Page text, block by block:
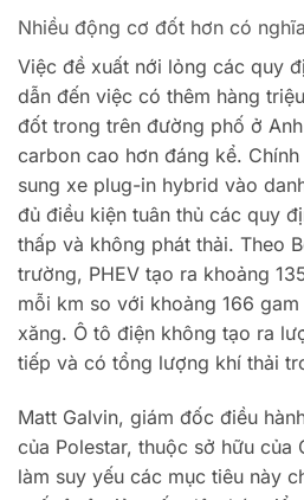
Nhiều động cơ đốt hơn có
Việc đề xuất nới lỏng các quy
dẫn đến việc có thêm hàng
đốt trong trên đường phố ở
carbon cao hơn đáng kể.
sung xe plug-in hybrid vào
đủ điều kiện tuân thủ các quy
thấp và không phát thải. Theo
trường, PHEV tạo ra khoảng
mỗi km so với khoảng 166
xăng. Ô tô điện không tạo ra
tiếp và có tổng lượng khí thải
Matt Galvin, giám đốc điều
của Polestar, thuộc sở hữu của
làm suy yếu các mục tiêu này